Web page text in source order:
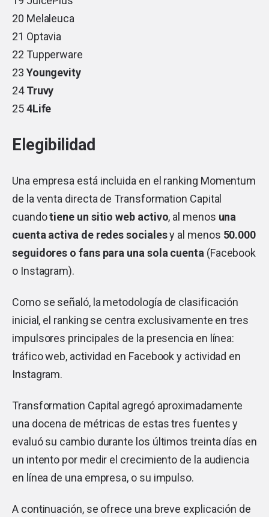
20 Melaleuca
21 Optavia
22 Tupperware
23 Youngevity
24Truvy
254Life
Elegibilidad
Una empresa está incluida en el ranking Momentum
de la venta directa de Transformation Capital
cuandotiene un sitio web activo, al menos una
cuenta activa de redes socialesy al menos 50.000
seguidores o fans para una sola cuenta (Facebook
o Instagram).
Como se señaló, la metodología de clasificación
inicial, el ranking se centra exclusivamente en tres
impulsores principales de la presencia en línea:
tráfico web, actividad en Facebook y actividad en
Instagram.
Transformation Capital agregó aproximadamente
una docena de métricas de estas tres fuentes y
evaluó su cambio durante los últimos treinta días en
un intento por medir el crecimiento de la audiencia
en línea de una empresa, o su impulso.
A continuación, se ofrece una breve explicación de